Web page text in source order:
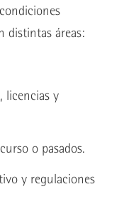
distintas áreas:
licencias y
o pasados.
y regulaciones